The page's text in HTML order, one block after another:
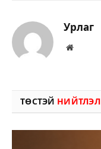
Урлаг
Вэбсайт
ТӨСТЭЙ НИЙТЛЭЛ